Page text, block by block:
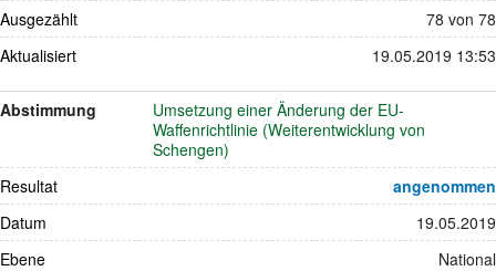
Ausgezählt
78 von 78
Aktualisiert
19.05.2019 13:53
Abstimmung
Umsetzung einer Änderung der EU-
Waffenrichtlinie (Weiterentwicklung von
Schengen)
Resultat
angenommen
Datum
19.05.2019
Ebene
National